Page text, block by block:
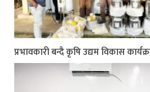
प्रभावकारी बन्दै कृषि उद्यम विकास